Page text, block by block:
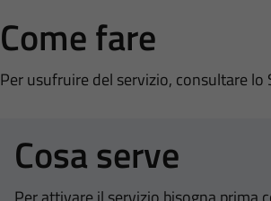
Come fare
Per usufruire del servizio, consultare
Cosa serve